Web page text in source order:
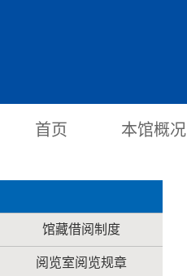
首页 本馆概况
馆藏借阅制度
阅览室阅览规章